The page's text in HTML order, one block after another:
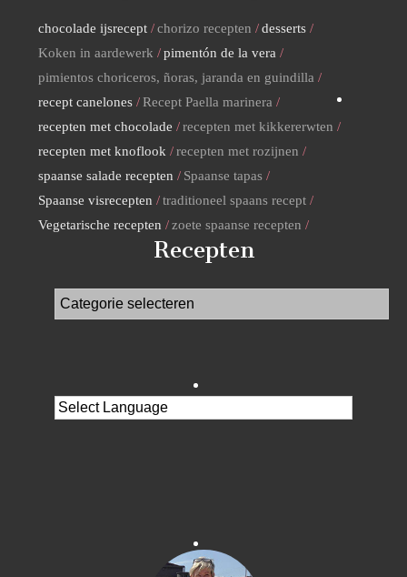
chocolade ijsrecept chorizo recepten
desserts
Koken in aardewerk
pimentón de la vera
pimientos choriceros, ñoras, jaranda en guindilla
recept canelones
Recept Paella marinera
recepten met chocolade
recepten met kikkererwten
recepten met knoflook
recepten met rozijnen
spaanse salade recepten
Spaanse tapas
Spaanse visrecepten
traditioneel spaans recept
Vegetarische recepten
zoete spaanse recepten
Recepten